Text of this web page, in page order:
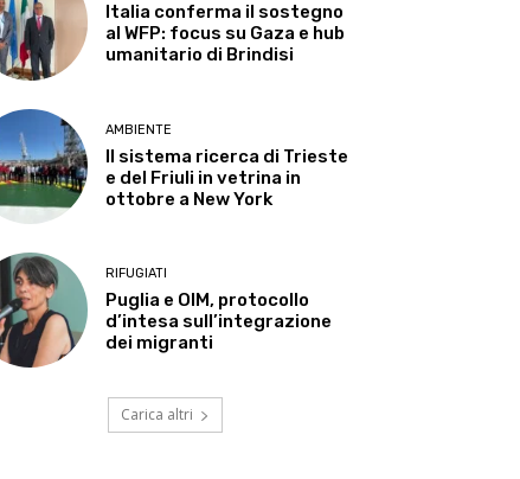
Italia conferma il sostegno
al WFP: focus su Gaza e hub
umanitario di Brindisi
AMBIENTE
Il sistema ricerca di Trieste
e del Friuli in vetrina in
ottobre a New York
RIFUGIATI
Puglia e OIM, protocollo
d’intesa sull’integrazione
dei migranti
Carica altri